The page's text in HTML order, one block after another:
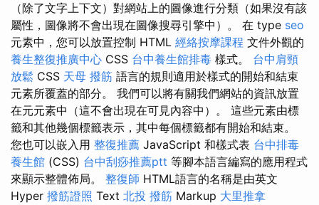
（除了文字上下文）對網站上的圖像進行分類（如果沒有該
屬性，圖像將不會出現在圖像搜尋引擎中）。 在 type seo
元素中，您可以放置​​控制 HTML 經絡按摩課程 文件外觀的
養生整復推廣中心 CSS 台中養生館排毒 樣式。 台中肩頸
放鬆 CSS 天母 撥筋 語言的規則適用於樣式的開始和結束
元素所覆蓋的部分。 我們可以將有關我們網站的資訊放置
在元元素中（這不會出現在可見內容中）。 這些元素由標
籤和其他幾個標籤表示，其中每個標籤都有開始和結束。
您也可以嵌入用 整復推薦 JavaScript 和樣式表 台中排毒
養生館 (CSS) 台中刮痧推薦ptt 等腳本語言編寫的應用程式
來顯示整體佈局。 整復師 HTML語言的名稱是由英文
Hyper 撥筋證照 Text 北投 撥筋 Markup 大里推拿